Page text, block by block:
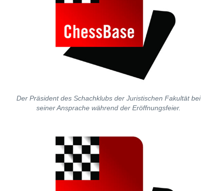
Der Präsident des Schachklubs der Juristischen Fakultät bei
seiner Ansprache während der Eröffnungsfeier.